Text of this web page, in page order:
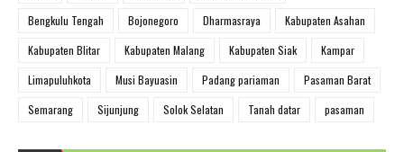
Bengkulu Tengah
Bojonegoro Dharmasraya
Kabupaten Asahan
Kabupaten Blitar
Kabupaten Malang Kabupaten Siak
Kampar
Limapuluhkota
Musi Bayuasin Padang pariaman
Pasaman Barat
Semarang
Sijunjung Solok Selatan Tanah datar pasaman